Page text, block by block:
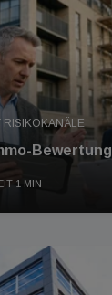
RISIKOKANÄLE
Bewertung
1 MIN